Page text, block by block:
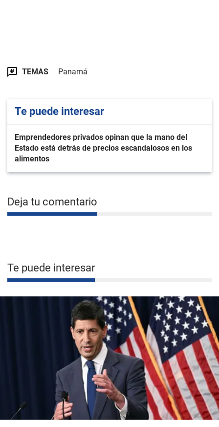
TEMAS Panamá
Te puede interesar
Emprendedores privados opinan que la mano del
Estado está detrás de precios escandalosos en los
alimentos
Deja tu comentario
Te puede interesar